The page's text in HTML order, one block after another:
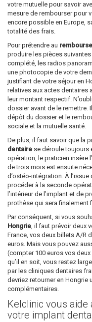
votre mutuelle pour savoir
mesure de rembourser pour
encore possible en Europe,
totalité des frais.
Pour prétendre au
produire les pièces
complété, les radios
une photocopie de votre
justifiant de votre séjour en
relatives aux actes dentaires
leur montant respectif.
dossier avant de le remettre.
dépôt du dossier et le
sociale et la mutuelle santé.
De plus, il faut savoir que la
dentaire se déroule toujours
opération, le praticien insère
de trois mois est ensuite
d’ostéo-intégration. À
procéder à la seconde
l’intérieur de l’implant et de
prothèse qui sera finalement
Par conséquent, si vous
Hongrie, il faut prévoir deux
France, vos deux billets A/R
euros. Mais vous pouvez
(compter 100 euros vos
qu’il en soit, vous restez
par les cliniques dentaires
devriez retourner en Hongrie
complémentaires.
Kelclinic vous
votre implant